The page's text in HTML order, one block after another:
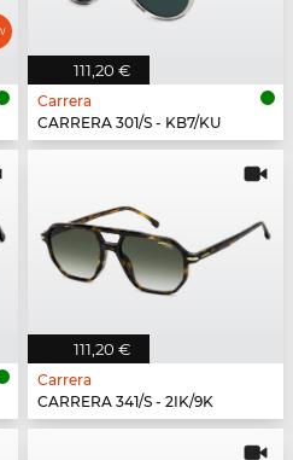
111,20 €
Carrera
CARRERA 301/S - KB7/KU
111,20 €
Carrera
CARRERA 341/S - 2IK/9K